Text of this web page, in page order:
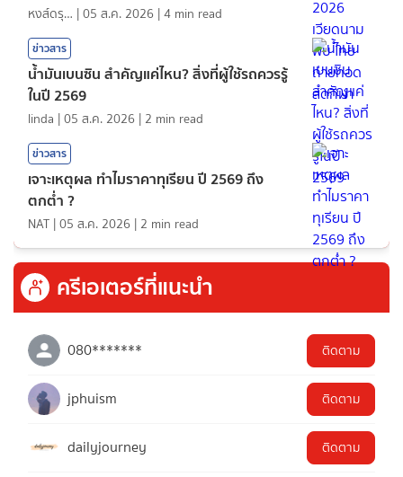
หงส์ดรุณ |05 ส.ค. 2026 |4 min read
ข่าวสาร
น้ำมันเบนซิน สำคัญแค่ไหน? สิ่งที่ผู้ใช้รถควรรู้
ในปี 2569
linda |05 ส.ค. 2026 | 2 min read
ข่าวสาร
เจาะเหตุผล ทำไมราคาทุเรียน ปี 2569 ถึง
ตกต่ำ ?
NAT |05 ส.ค. 2026 | 2 min read
ครีเอเตอร์ที่แนะนำ
080******* ติดตาม
jphuism ติดตาม
dailyjourney ติดตาม